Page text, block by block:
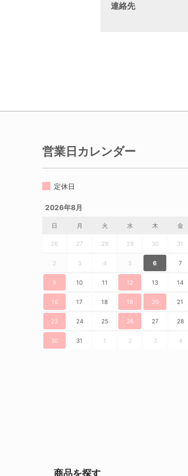
連絡先
営業日カレンダー
定休日
2026年8月
日 月 火 水 木 金
26 27 28 29 30 31
2 3 4 5 6 7
9 10 11 12 13 14
16 17 18 19 20 21
23 24 25 26 27 28
30 31 1 2 3 4
商品を探す